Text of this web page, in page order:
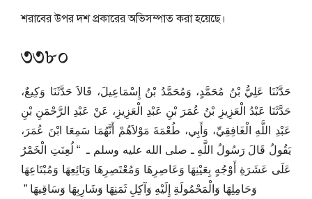
শরাবের উপর দশ প্রকারের অভিসম্পাত করা হয়েছে।
৩৩৮০
حَدَّثَنَا عَلِيُّ بْنُ مُحَمَّدٍ، وَمُحَمَّدُ بْنُ إِسْمَاعِيلَ، قَالاَ حَدَّثَنَا وَكِيعٌ،
حَدَّثَنَا عَبْدُ الْعَزِيزِ بْنُ عُمَرَ بْنِ عَبْدِ الْعَزِيزِ، عَنْ عَبْدِ الرَّحْمَنِ بْنِ
عَبْدِ اللَّهِ الْغَافِقِيِّ، وَأَبِي، طُعْمَةَ مَوْلاَهُمْ أَنَّهُمَا سَمِعَا ابْنَ عُمَرَ،
يَقُولُ قَالَ رَسُولُ اللَّهِ ـ صلى الله عليه وسلم ـ ‏ “‏ لُعِنَتِ الْخَمْرُ
عَلَى عَشَرَةِ أَوْجُهٍ بِعَيْنِهَا وَعَاصِرِهَا وَمُعْتَصِرِهَا وَبَائِعِهَا وَمُبْتَاعِهَا
وَحَامِلِهَا وَالْمَحْمُولَةِ إِلَيْهِ وَآكِلِ ثَمَنِهَا وَشَارِبِهَا وَسَاقِيهَا ‏”‏ ‏